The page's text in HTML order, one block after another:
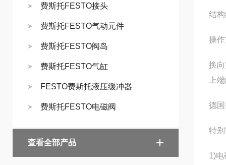
费斯托FESTO接头
费斯托FESTO气动元件
费斯托FESTO阀岛
费斯托FESTO气缸
FESTO费斯托液压缓冲器
费斯托FESTO电磁阀
查看全部产品
结
操
换
上
德
特
1)